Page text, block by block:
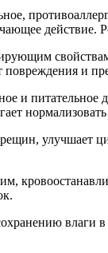
действие.
и
и питательное
улучшает